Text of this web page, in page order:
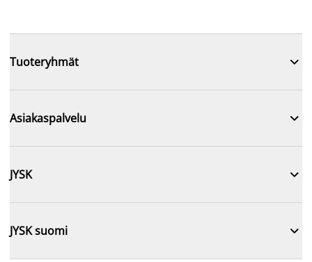
Tuoteryhmät 
Asiakaspalvelu 
JYSK 
JYSK suomi 